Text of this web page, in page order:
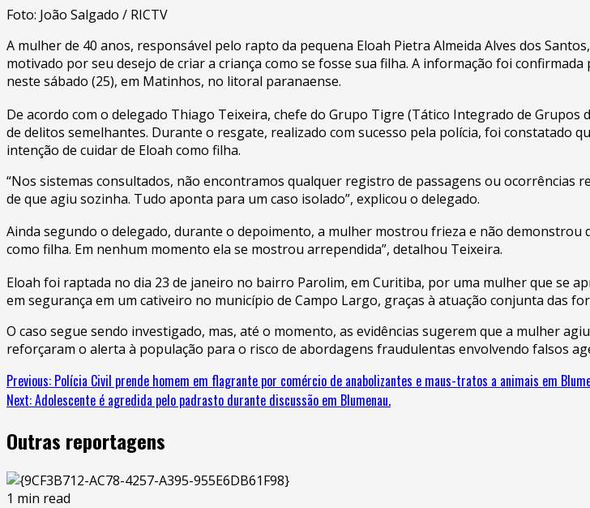
Foto: João Salgado / RICTV
A mulher de 40 anos, responsável pelo rapto da pequena Eloah Pietra Almeida Alves dos
motivado por seu desejo de criar a criança como se fosse sua filha. A informação foi
neste sábado (25), em Matinhos, no litoral paranaense.
De acordo com o delegado Thiago Teixeira, chefe do Grupo Tigre (Tático Integrado de
de delitos semelhantes. Durante o resgate, realizado com sucesso pela polícia, foi constatado
intenção de cuidar de Eloah como filha.
“Nos sistemas consultados, não encontramos qualquer registro de passagens ou ocorrências
de que agiu sozinha. Tudo aponta para um caso isolado”, explicou o delegado.
Ainda segundo o delegado, durante o depoimento, a mulher mostrou frieza e não
como filha. Em nenhum momento ela se mostrou arrependida”, detalhou Teixeira.
Eloah foi raptada no dia 23 de janeiro no bairro Parolim, em Curitiba, por uma mulher que se
em segurança em um cativeiro no município de Campo Largo, graças à atuação conjunta das
O caso segue sendo investigado, mas, até o momento, as evidências sugerem que a mulher
reforçaram o alerta à população para o risco de abordagens fraudulentas envolvendo falsos
Previous: Polícia Civil prende homem em flagrante por comércio de anabolizantes e maus-tratos a animais em
Next:Adolescente é agredida pelo padrasto durante discussão em Blumenau.
Outras reportagens
1 min read